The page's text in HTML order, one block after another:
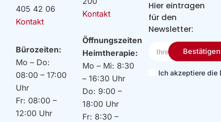
405 42 06
Kontakt
Bürozeiten:
Mo – Do:
08:00 – 17:00
Uhr
Fr: 08:00 –
12:00 Uhr
Kontakt
Öffnungszeiten
Heimtherapie:
Mo – Mi: 8:30
– 16:30 Uhr
Do: 9:00 –
18:00 Uhr
Fr: 8:30 –
Hier eintragen
für den
Newsletter:
Email
Ich akzeptiere die
Bestätigen